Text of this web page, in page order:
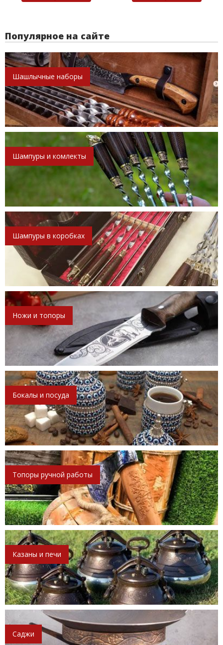
Популярное на сайте
Шашлычные наборы
Шампуры и комлекты
Шампуры в коробках
Ножи и топоры
Бокалы и посуда
Топоры ручной работы
Казаны и печи
Саджи